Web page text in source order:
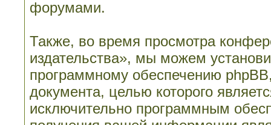
форумами.
Также, во время просмотра
издательства», мы можем
программному обеспечению
документа, целью которого
исключительно программным